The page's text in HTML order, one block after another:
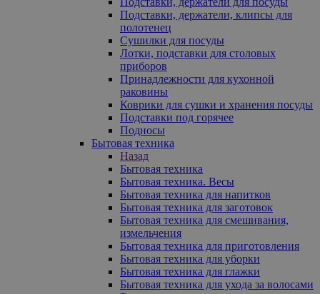
Подставки, держатели, клипсы для
полотенец
Сушилки для посуды
Лотки, подставки для столовых
приборов
Принадлежности для кухонной
раковины
Коврики для сушки и хранения посуды
Подставки под горячее
Подносы
Бытовая техника
Назад
Бытовая техника
Бытовая техника. Весы
Бытовая техника для напитков
Бытовая техника для заготовок
Бытовая техника для смешивания,
измельчения
Бытовая техника для приготовления
Бытовая техника для уборки
Бытовая техника для глажки
Бытовая техника для ухода за волосами